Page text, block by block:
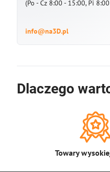
(Po - Cz 8:00 - 15:00, Pi
info@na3D.pl
Dlaczego
Towary